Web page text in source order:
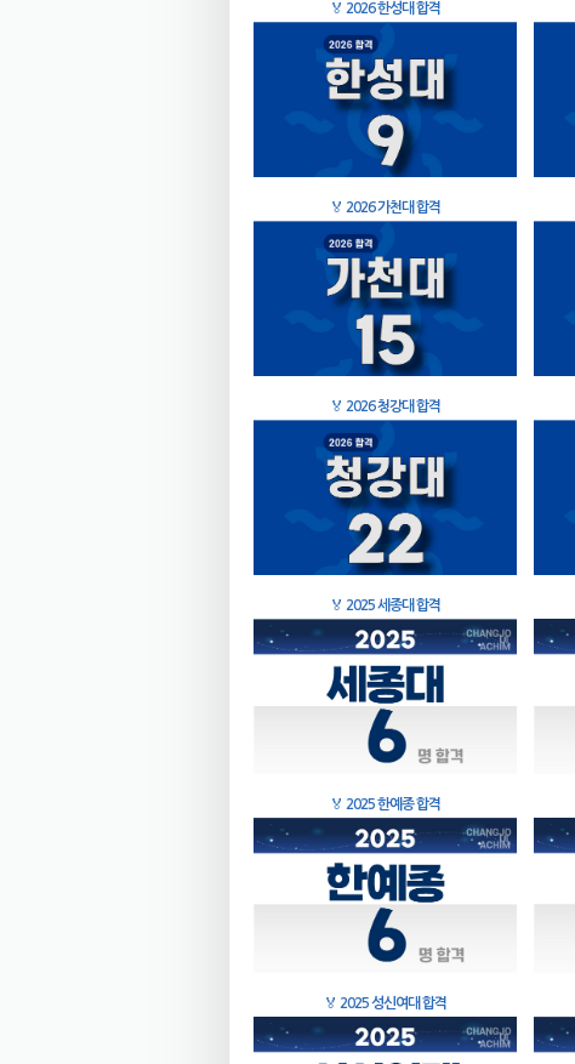
🏅 2026 한성대 합격
🏅 2026 가천대 합격
🏅 2026 청강대 합격
🏅 2025 세종대 합격
🏅 2025 한예종 합격
🏅 2025 성신여대 합격